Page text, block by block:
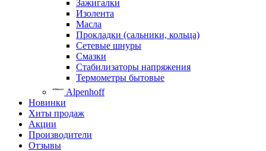
Зажигалки
Изолента
Масла
Прокладки (сальники, кольца)
Сетевые шнуры
Смазки
Стабилизаторы напряжения
Термометры бытовые
Alpenhoff
Новинки
Хиты продаж
Акции
Производители
Отзывы